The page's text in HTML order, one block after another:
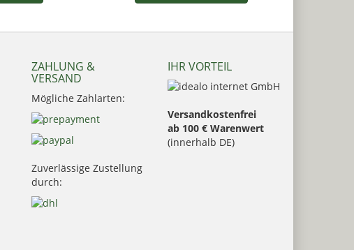
ZAHLUNG &
VERSAND
Mögliche Zahlarten:
Zuverlässige Zustellung
durch:
IHR VORTEIL
Versandkostenfrei
ab 100 € Warenwert
(innerhalb DE)